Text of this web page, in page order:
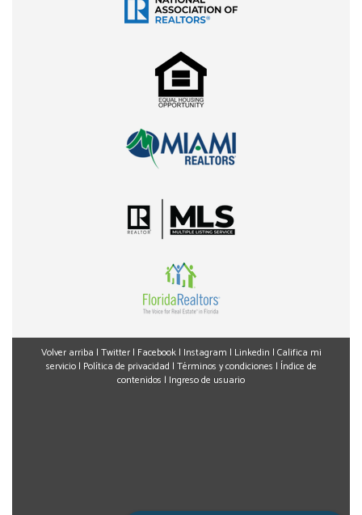
Volver arriba | Twitter| Facebook| Instagram | Linkedin | Califica mi
servicio| Política de privacidad | Términos y condiciones | Índice de
contenidos | Ingreso de usuario